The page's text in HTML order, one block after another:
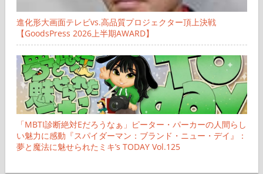
進化形大画面テレビvs.高品質プロジェクター頂上決戦
【GoodsPress 2026上半期AWARD】
「MBTI診断絶対Eだろうなぁ」ピーター・パーカーの人間らし
い魅力に感動『スパイダーマン：ブランド・ニュー・デイ』：
夢と魔法に魅せられたミキ’s TODAY Vol.125